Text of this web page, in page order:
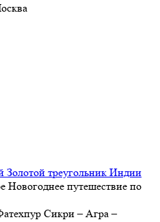
треугольник Индии
Новогоднее путешествие по
Сикри – Агра –